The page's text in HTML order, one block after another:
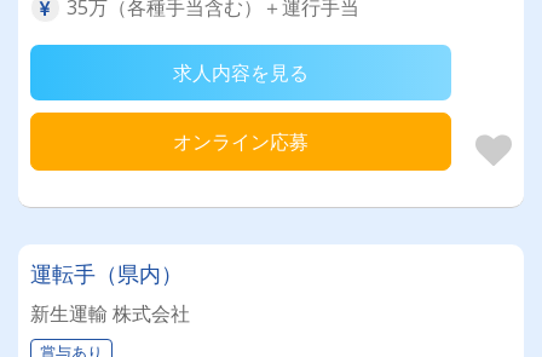
35万（各種手当含む）＋運行手当
求人内容を見る
オンライン応募
運転手（県内）
新生運輸 株式会社
賞与あり